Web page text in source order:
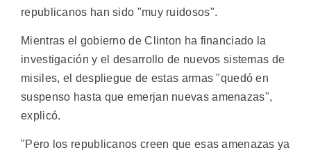
republicanos han sido "muy ruidosos".
Mientras el gobierno de Clinton ha financiado la
investigación y el desarrollo de nuevos sistemas de
misiles, el despliegue de estas armas "quedó en
suspenso hasta que emerjan nuevas amenazas",
explicó.
"Pero los republicanos creen que esas amenazas ya